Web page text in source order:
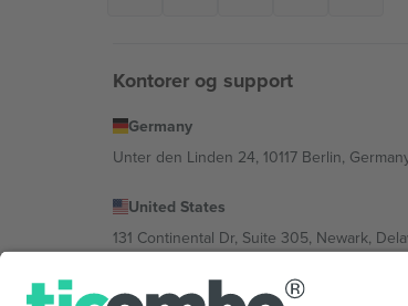
Kontorer og support
Germany
Unter den Linden 24, 10117 Berlin,
United States
131 Continental Dr, Suite 305, Newark,
Bulgaria